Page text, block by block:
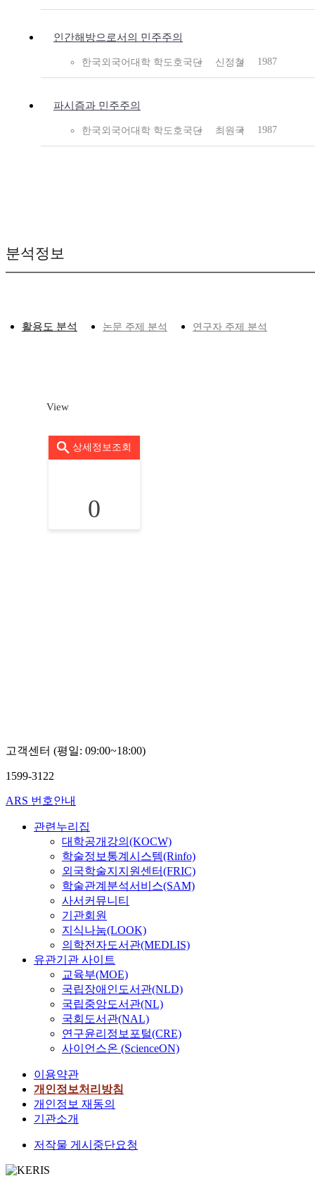
인간해방으로서의 민주주의
한국외국어대학 학도호국단 신정철 1987
파시즘과 민주주의
한국외국어대학 학도호국단 최원국 1987
분석정보
활용도 분석 논문 주제 분석 연구자 주제 분석
View
상세정보조회
0
고객센터 (평일: 09:00~18:00)
1599-3122
ARS 번호안내
관련누리집
대학공개강의(KOCW)
학술정보통계시스템(Rinfo)
외국학술지지원센터(FRIC)
학술관계분석서비스(SAM)
사서커뮤니티
기관회원
지식나눔(LOOK)
의학전자도서관(MEDLIS)
유관기관 사이트
교육부(MOE)
국립장애인도서관(NLD)
국립중앙도서관(NL)
국회도서관(NAL)
연구윤리정보포털(CRE)
사이언스온 (ScienceON)
이용약관
개인정보처리방침
개인정보 재동의
기관소개
저작물 게시중단요청